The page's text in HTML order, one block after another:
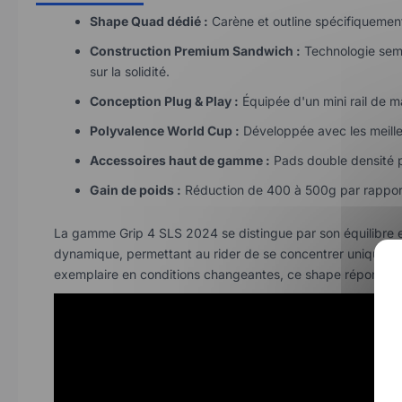
Shape Quad dédié : Carène et outline
Construction Premium Sandwich : Technologie
sur la solidité.
Conception Plug & Play : Équipée d'un mini rail de
Polyvalence World Cup : Développée avec les
Accessoires haut de gamme : Pads double densité
Gain de poids : Réduction de 400 à 500g par
La gamme Grip 4 SLS 2024 se distingue par son
dynamique, permettant au rider de se concentrer
exemplaire en conditions changeantes, ce shape répond